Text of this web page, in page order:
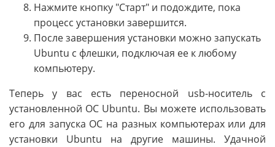
Нажмите кнопку "Старт" и подождите, пока
процесс установки завершится.
После завершения установки можно запускать
Ubuntu с флешки, подключая ее к любому
компьютеру.
Теперь у вас есть переносной usb-носитель с
установленной ОС Ubuntu. Вы можете использовать
его для запуска ОС на разных компьютерах или для
установки Ubuntu на другие машины. Удачной